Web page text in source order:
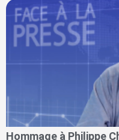
Hommage à Philippe